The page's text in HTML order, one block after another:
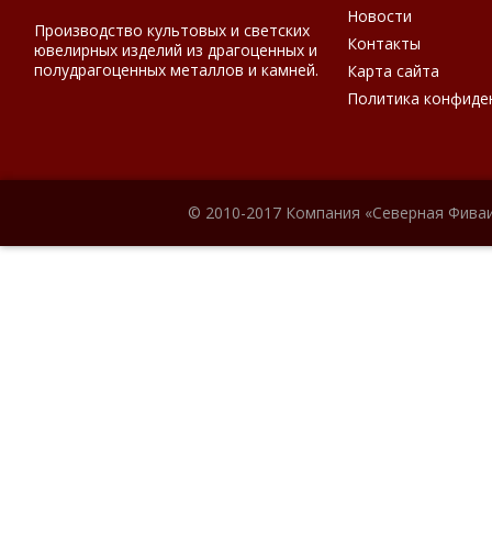
Производство культовых и светских
ювелирных изделий из драгоценных и
полудрагоценных металлов и камней.
Новости
Контакты
Карта сайта
Политика
© 2010-2017 Компания «Северная